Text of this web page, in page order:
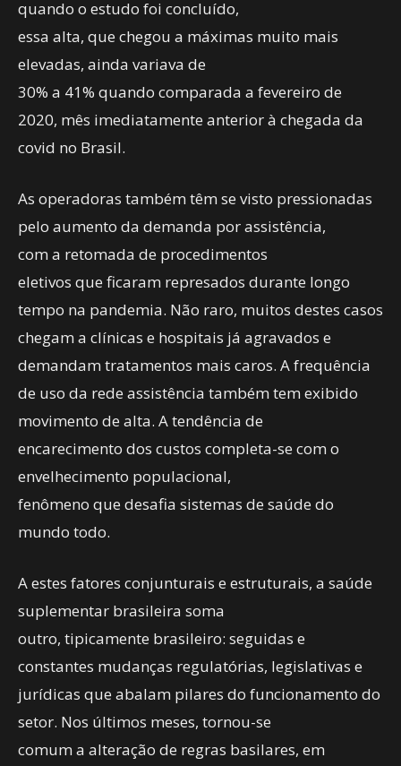
quando o estudo foi concluído,
essa alta, que chegou a máximas muito mais
elevadas, ainda variava de
30% a 41% quando comparada a fevereiro de
2020, mês imediatamente anterior à chegada da
covid no Brasil.
As operadoras também têm se visto pressionadas
pelo aumento da demanda por assistência,
com a retomada de procedimentos
eletivos que ficaram represados durante longo
tempo na pandemia. Não raro, muitos destes casos
chegam a clínicas e hospitais já agravados e
demandam tratamentos mais caros. A frequência
de uso da rede assistência também tem exibido
movimento de alta. A tendência de
encarecimento dos custos completa-se com o
envelhecimento populacional,
fenômeno que desafia sistemas de saúde do
mundo todo.
A estes fatores conjunturais e estruturais, a saúde
suplementar brasileira soma
outro, tipicamente brasileiro: seguidas e
constantes mudanças regulatórias, legislativas e
jurídicas que abalam pilares do funcionamento do
setor. Nos últimos meses, tornou-se
comum a alteração de regras basilares, em